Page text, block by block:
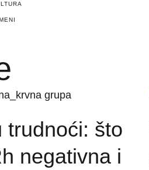
trudnoći: što
negativna i